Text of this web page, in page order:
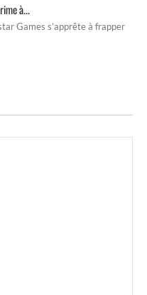
à...
Games s’apprête à frapper